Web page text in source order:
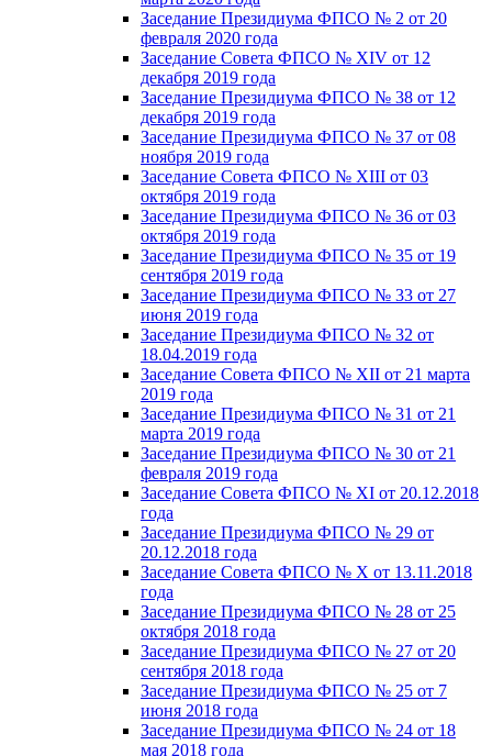
Заседание Президиума ФПСО № 2 от 20
февраля 2020 года
Заседание Совета ФПСО № XIV от 12
декабря 2019 года
Заседание Президиума ФПСО № 38 от 12
декабря 2019 года
Заседание Президиума ФПСО № 37 от 08
ноября 2019 года
Заседание Совета ФПСО № XIII от 03
октября 2019 года
Заседание Президиума ФПСО № 36 от 03
октября 2019 года
Заседание Президиума ФПСО № 35 от 19
сентября 2019 года
Заседание Президиума ФПСО № 33 от 27
июня 2019 года
Заседание Президиума ФПСО № 32 от
18.04.2019 года
Заседание Совета ФПСО № XII от 21 марта
2019 года
Заседание Президиума ФПСО № 31 от 21
марта 2019 года
Заседание Президиума ФПСО № 30 от 21
февраля 2019 года
Заседание Совета ФПСО № XI от 20.12.2018
года
Заседание Президиума ФПСО № 29 от
20.12.2018 года
Заседание Совета ФПСО № X от 13.11.2018
года
Заседание Президиума ФПСО № 28 от 25
октября 2018 года
Заседание Президиума ФПСО № 27 от 20
сентября 2018 года
Заседание Президиума ФПСО № 25 от 7
июня 2018 года
Заседание Президиума ФПСО № 24 от 18
мая 2018 года